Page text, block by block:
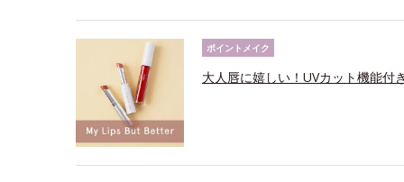
ポイントメイク
大人唇に嬉しい！UVカット機能付